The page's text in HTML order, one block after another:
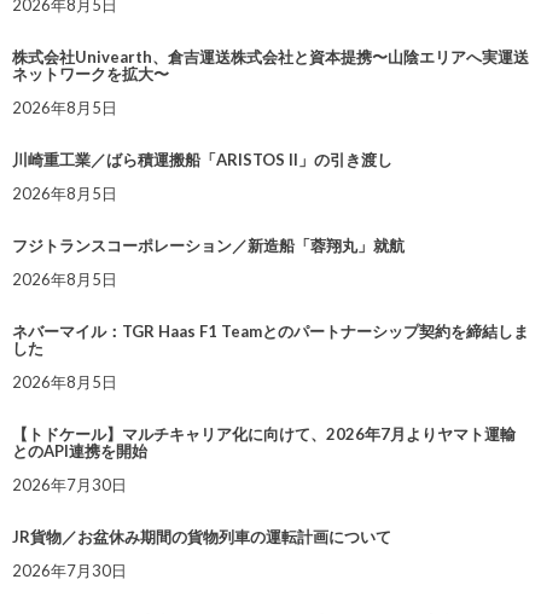
2026年8月5日
株式会社Univearth、倉吉運送株式会社と資本提携〜山陰エリアへ実運送
ネットワークを拡大〜
2026年8月5日
川崎重工業／ばら積運搬船「ARISTOS II」の引き渡し
2026年8月5日
フジトランスコーポレーション／新造船「蓉翔丸」就航
2026年8月5日
ネバーマイル：TGR Haas F1 Teamとのパートナーシップ契約を締結しま
した
2026年8月5日
【トドケール】マルチキャリア化に向けて、2026年7月よりヤマト運輸
とのAPI連携を開始
2026年7月30日
JR貨物／お盆休み期間の貨物列車の運転計画について
2026年7月30日